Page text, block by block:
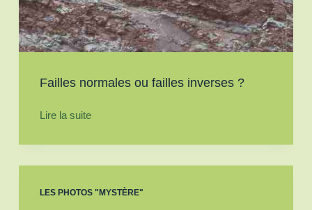
Failles normales ou failles inverses ?
Lire la suite
LES PHOTOS "MYSTÈRE"